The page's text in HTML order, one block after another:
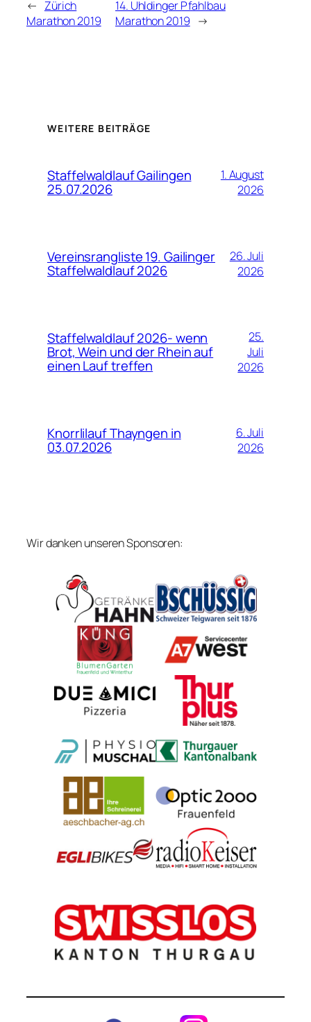
← Zürich
Marathon 2019
14. Uhldinger Pfahlbau
Marathon 2019 →
WEITERE BEITRÄGE
Staffelwaldlauf Gailingen
25.07.2026
1. August
2026
Vereinsrangliste 19. Gailinger
Staffelwaldlauf 2026
26. Juli
2026
Staffelwaldlauf 2026- wenn
Brot, Wein und der Rhein auf
einen Lauf treffen
25.
Juli
2026
Knorrlilauf Thayngen in
03.07.2026
6. Juli
2026
Wir danken unseren Sponsoren: